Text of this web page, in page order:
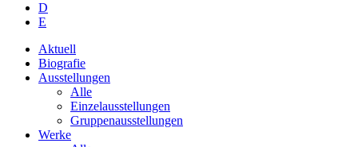
D
E
Aktuell
Biografie
Ausstellungen
Alle
Einzelausstellungen
Gruppenausstellungen
Werke